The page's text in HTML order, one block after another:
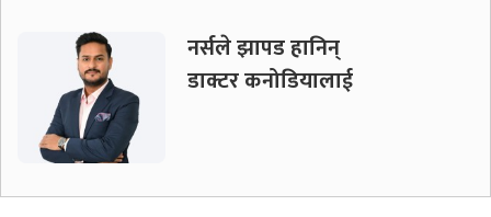
नर्सले झापड हानिन्
डाक्टर कनोडियालाई